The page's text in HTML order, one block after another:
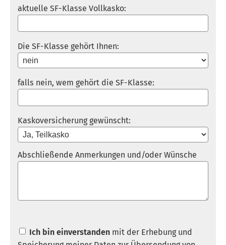
aktuelle SF-Klasse Vollkasko:
Die SF-Klasse gehört Ihnen:
falls nein, wem gehört die SF-Klasse:
Kaskoversicherung gewünscht:
Abschließende Anmerkungen und/oder Wünsche
Ich bin einverstanden mit der Erhebung und